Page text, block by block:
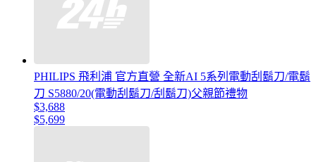
PHILIPS 飛利浦 官方直營 全新AI 5系列電動刮鬍刀/電鬍
刀 S5880/20(電動刮鬍刀/刮鬍刀)父親節禮物
$3,688
$5,699